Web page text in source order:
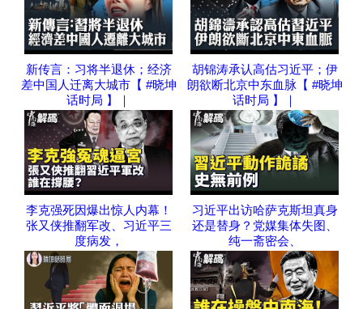
新传言：习将半退休；经济
差中国人迁离大城市【 #晓坤
话时局 】｜
胡锦涛承认高估习近平；伊
朗欲断北京中东血脉【 #晓坤
话时局 】｜
李克强死因爆出惊人内幕！
张又侠推翻军改、习近平三
度病发，
习近平出访哈萨克斯坦真身
还是替身？党媒集体失图、
纯一斋密会、